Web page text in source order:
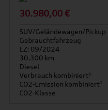
30.980,00 €
SUV/Geländewagen/Pickup
Gebrauchtfahrzeug
EZ: 09/2024
30.300 km
Diesel
Verbrauch kombiniert¹
CO2-Emission kombiniert¹
CO2-Klasse